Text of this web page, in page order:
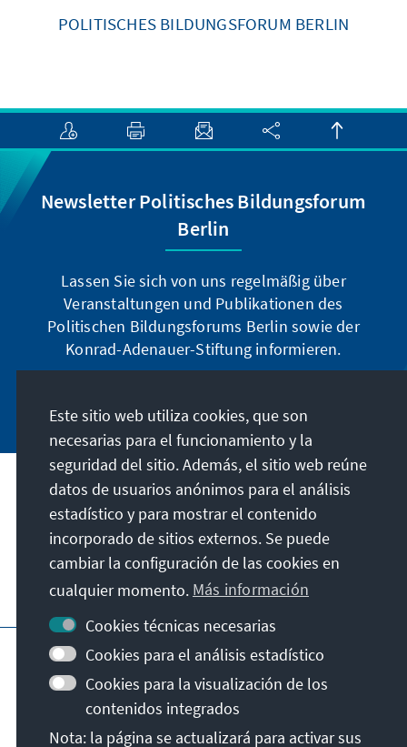
POLITISCHES BILDUNGSFORUM BERLIN
Newsletter Politisches Bildungsforum
Berlin
Lassen Sie sich von uns regelmäßig über
Veranstaltungen und Publikationen des
Politischen Bildungsforums Berlin sowie der
Konrad-Adenauer-Stiftung informieren.
Dirección
Contacto
Visita también
Página principal de la KAS
Pie de imprenta
Protección de datos
Declaración sobre accesibilidad
Notificar barrera
Términos y condiciones generales
Este sitio web utiliza cookies, que son
necesarias para el funcionamiento y la
seguridad del sitio. Además, el sitio web reúne
datos de usuarios anónimos para el análisis
estadístico y para mostrar el contenido
incorporado de sitios externos. Se puede
cambiar la configuración de las cookies en
cualquier momento. Más información
Cookies técnicas necesarias
Cookies para el análisis estadístico
Cookies para la visualización de los
contenidos integrados
Nota: la página se actualizará para activar sus